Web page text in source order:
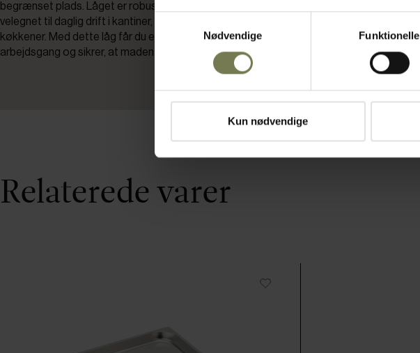
Nødvendige
Funktionelle
Kun nødvendige
begrænset plads. Låget er robust og tåler gentagen brug, hvilket gør det
velegnet til daglig drift i kantiner, restauranter og andre professionelle
køkkener. Med dette låg får du en praktisk løsning, der understøtter en effektiv
arbejdsgang og sikrer, at maden opbevares sikkert og hygiejnisk.
Relaterede varer